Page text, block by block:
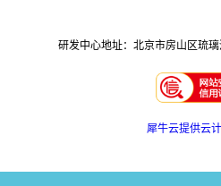
研发中心地址：北京市房山区琉
犀牛云提供云